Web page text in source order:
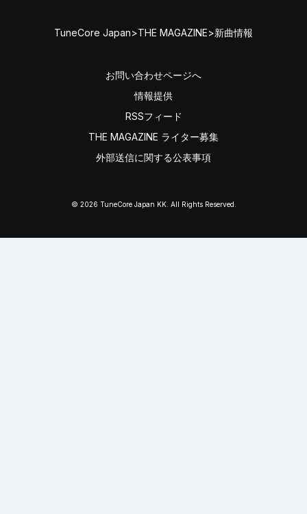
TuneCore Japan>THE MAGAZINE>新曲情報
お問い合わせページへ
情報提供
RSSフィード
THE MAGAZINE ライター募集
外部送信に関する公表事項
© 2026 TuneCore Japan KK. All Rights Reserved.